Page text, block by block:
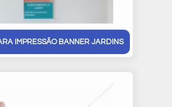
IMPRESSÃO BANNER JARDINS